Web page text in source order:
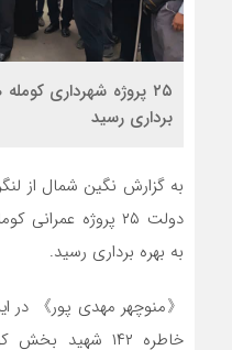
۲۵ پروژه شهرداری
برداری رسید
به گزارش نگین شمال از
دولت ۲۵ پروژه
به بهره برداری رسید.
《منوچهر مهدی پور》 در
خاطره ۱۴۲